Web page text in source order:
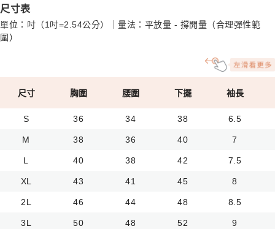
尺寸表
單位：吋（1吋=2.54公分）｜量法：平放量 - 撐開量（合理彈性範
圍）
尺寸 胸圍 腰圍 下擺 袖長
S 36 34 38 6.5
M 38 36 40 7
L 40 38 42 7.5
XL 43 41 45 8
2L 46 44 48 8.5
3L 50 48 52 9